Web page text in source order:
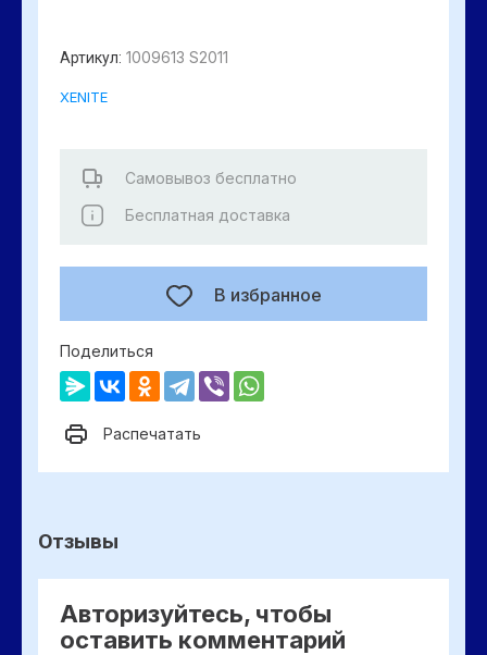
Артикул: 1009613 S2011
XENITE
В избранное
Самовывоз бесплатно
Бесплатная доставка
Поделиться
Распечатать
Отзывы
Авторизуйтесь, чтобы
оставить комментарий